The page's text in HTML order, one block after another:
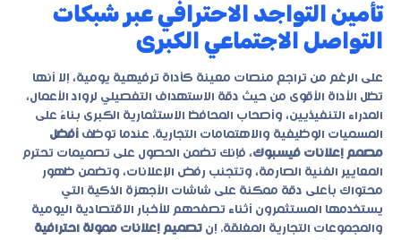
تأمين التواجد الاحترافي عبر شبكات
التواصل الاجتماعي الكبرى
على الرغم من تراجع منصات معينة كأداة ترفيهية يومية، إلا أنها
تظل الأداة الأقوى من حيث دقة الاستهداف التفصيلي لرواد الأعمال،
المدراء التنفيذيين، وأصحاب المحافظ الاستثمارية الكبرى بناءً على
المسميات الوظيفية والاهتمامات التجارية. عندما توظف أفضل
مصمم إعلانات فيسبوك، فإنك تضمن الحصول على تصميمات تحترم
المعايير الفنية الصارمة، وتتجنب رفض الإعلانات، وتضمن ظهور
محتواك بأعلى دقة ممكنة على شاشات الأجهزة الذكية التي
يستخدمها المستثمرون أثناء تصفحهم للأخبار الاقتصادية اليومية
والمجموعات التجارية المغلقة. إن تصميم إعلانات ممولة احترافية